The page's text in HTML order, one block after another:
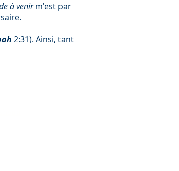
à venirm'est par
2:31). Ainsi, tant